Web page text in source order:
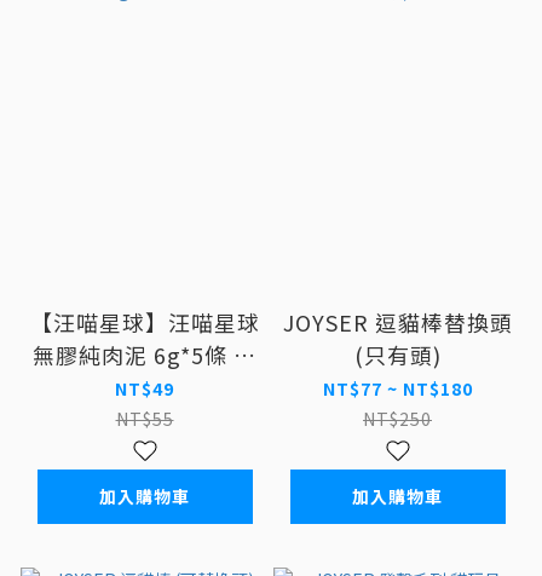
【汪喵星球】汪喵星球
無膠純肉泥 6g*5條 貓
肉泥
NT$49
NT$55
加入購物車
JOYSER 逗貓棒替換頭
(只有頭)
NT$77 ~ NT$180
NT$250
加入購物車